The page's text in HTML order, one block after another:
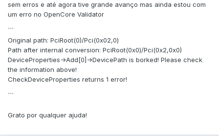
sem erros e até agora tive grande avanço mas ainda estou com
um erro no OpenCore Validator
```
Original path: PciRoot(0)/Pci(0x02,0)
Path after internal conversion: PciRoot(0x0)/Pci(0x2,0x0)
DeviceProperties->Add[0]->DevicePath is borked! Please check
the information above!
CheckDeviceProperties returns 1 error!
```
Grato por qualquer ajuda!